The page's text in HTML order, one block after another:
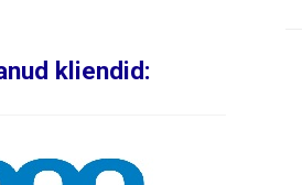
kliendid: